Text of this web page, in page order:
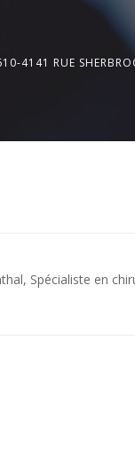
4141 RUE
Spécialiste en